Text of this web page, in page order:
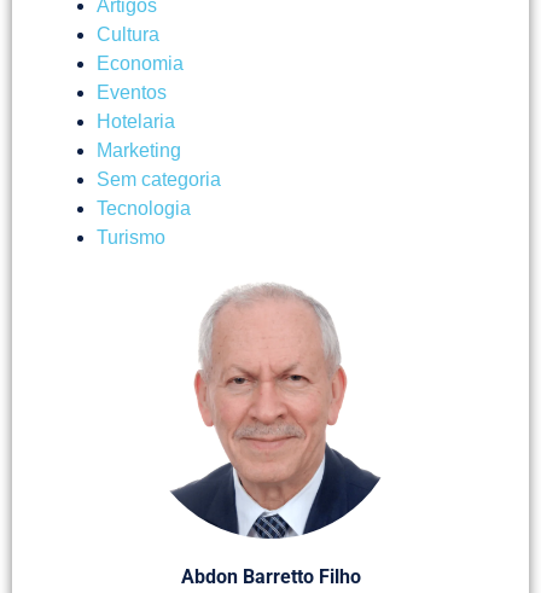
Artigos
Cultura
Economia
Eventos
Hotelaria
Marketing
Sem categoria
Tecnologia
Turismo
Abdon Barretto Filho